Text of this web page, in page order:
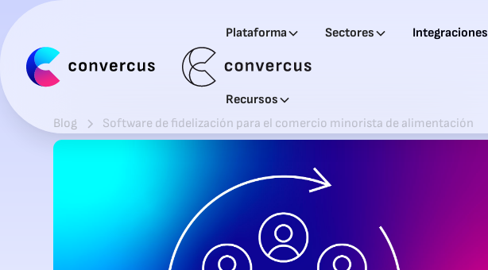
Plataforma Sectores Integraciones
Recursos
Blog Software de fidelización para el comercio minorista de alimentación